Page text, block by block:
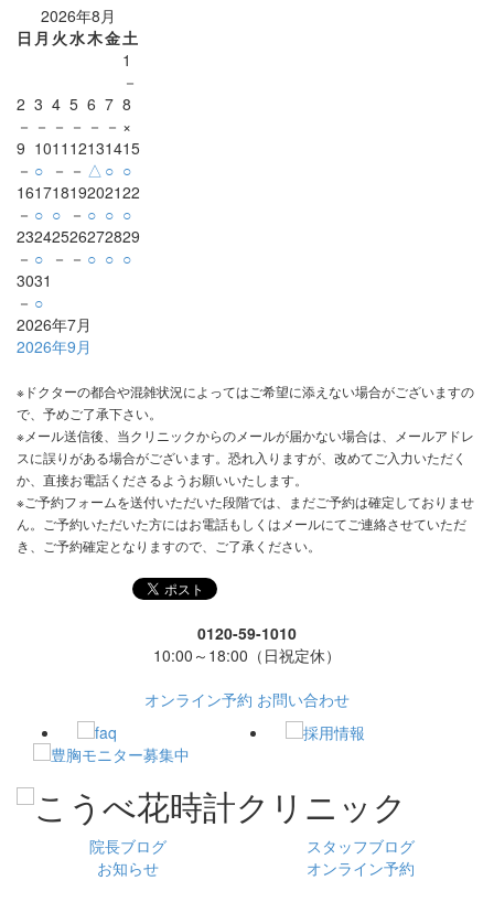
2026年8月
日 月 火水木金土
1
－
2
－
3
－
4
－
5
－
6
－
7
－
8
×
9
－
10
○
11
－
12
－
13
△
14
○
15
○
16
－
17
○
18
○
19
－
20
○
21
○
22
○
23
－
24
○
25
－
26
－
27
○
28
○
29
○
30
－
31
○
2026年7月
2026年9月
※ドクターの都合や混雑状況によってはご希望に添えない場合がございますの
で、予めご了承下さい。
※メール送信後、当クリニックからのメールが届かない場合は、メールアドレ
スに誤りがある場合がございます。恐れ入りますが、改めてご入力いただく
か、直接お電話くださるようお願いいたします。
※ご予約フォームを送付いただいた段階では、まだご予約は確定しておりませ
ん。ご予約いただいた方にはお電話もしくはメールにてご連絡させていただ
き、ご予約確定となりますので、ご了承ください。
0120-59-1010
10:00～18:00（日祝定休）
オンライン予約 お問い合わせ
院長ブログ
スタッフブログ
お知らせ
オンライン予約